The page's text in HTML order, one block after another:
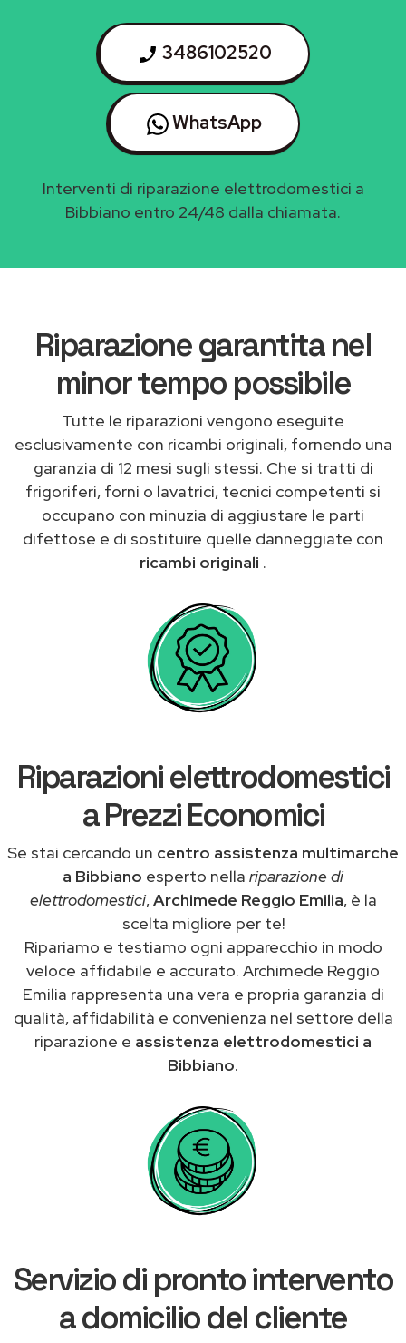
3486102520
WhatsApp
Interventi di riparazione elettrodomestici a
Bibbiano entro 24/48 dalla chiamata.
Riparazione garantita nel
minor tempo possibile
Tutte le riparazioni vengono eseguite
esclusivamente con ricambi originali, fornendo una
garanzia di 12 mesi sugli stessi. Che si tratti di
frigoriferi, forni o lavatrici, tecnici competenti si
occupano con minuzia di aggiustare le parti
difettose e di sostituire quelle danneggiate con
ricambi originali .
Riparazioni elettrodomestici
a Prezzi Economici
Se stai cercando un centro assistenza multimarche
a Bibbiano esperto nella riparazione di
elettrodomestici,Archimede Reggio Emilia, è la
scelta migliore per te!
Ripariamo e testiamo ogni apparecchio in modo
veloce affidabile e accurato. Archimede Reggio
Emilia rappresenta una vera e propria garanzia di
qualità, affidabilità e convenienza nel settore della
riparazione e assistenza elettrodomestici a
Bibbiano.
Servizio di pronto intervento
a domicilio del cliente